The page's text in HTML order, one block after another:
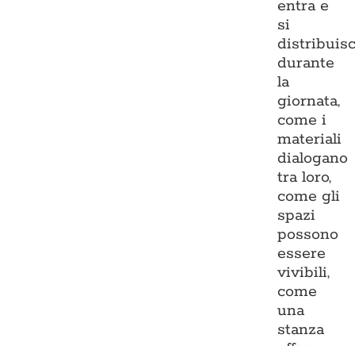
entra e
si
durante
la
giornata,
come i
materiali
dialogano
tra loro,
come gli
spazi
possono
essere
vivibili,
come
una
stanza